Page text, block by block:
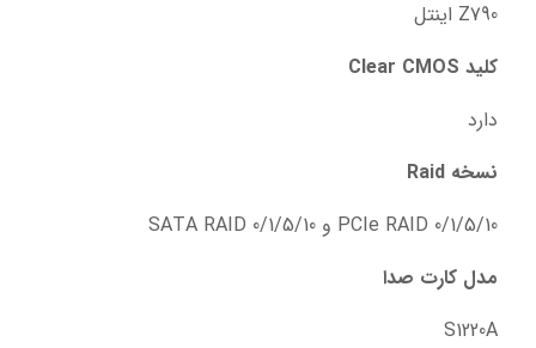
Z790 اینتل
کلید Clear CMOS
دارد
نسخه Raid
PCIe RAID 0/1/5/10 و SATA RAID 0/1/5/10
مدل کارت صدا
S1220A